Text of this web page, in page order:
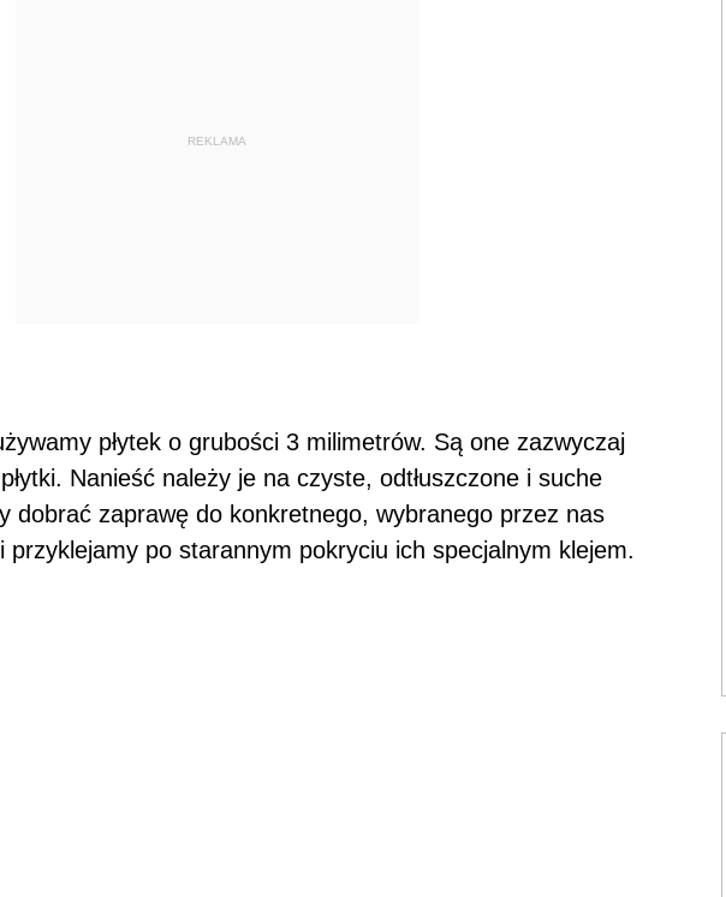
REKLAMA
płytek o grubości 3 milimetrów. Są one zazwyczaj
Nanieść należy je na czyste, odtłuszczone i suche
dobrać zaprawę do konkretnego, wybranego przez nas
przyklejamy po starannym pokryciu ich specjalnym klejem.